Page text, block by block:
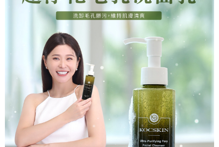
7-11取貨付款
每筆NT$85，滿NT$1,000(含以上)免運費
付款後7-11取貨
每筆NT$85，滿NT$1,000(含以上)免運費
每筆NT$110，滿NT$1,000(含以上)免運費
離島宅配
每筆NT$220，滿NT$2,000(含以上)免運費
宅配貨到付款
每筆NT$110，滿NT$1,000(含以上)免運費